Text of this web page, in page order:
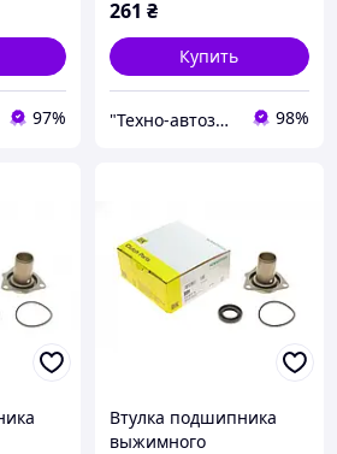
97%
261 ₴
Купить
"Технo-автозапчасти" 98%
Втулка подшипника
выжимного